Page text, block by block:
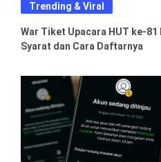
Trending & Viral
War Tiket Upacara HUT ke-81
Syarat dan Cara Daftarnya